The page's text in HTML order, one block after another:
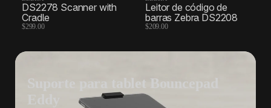
DS2278 Scanner with
Cradle
$299.00
Leitor de código de
barras Zebra DS2208
$209.00
Suporte para tablet Bouncepad
Eddy